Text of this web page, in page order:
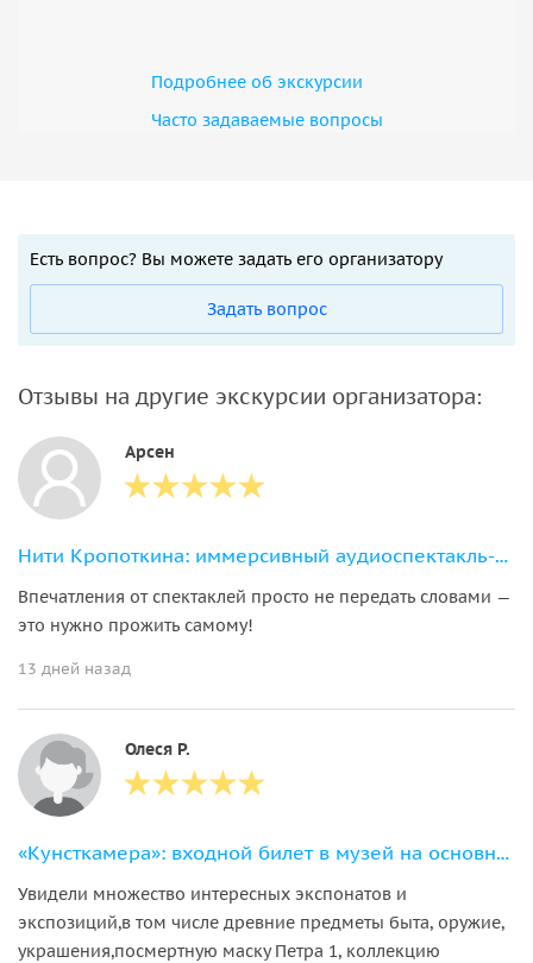
Подробнее об экскурсии
Часто задаваемые вопросы
Есть вопрос? Вы можете задать его организатору
Задать вопрос
Отзывы на другие экскурсии организатора:
Арсен
Нити Кропоткина: иммерсивный аудиоспектакль-прогулка по городу
Впечатления от спектаклей просто не передать словами —
это нужно прожить самому!
13 дней назад
Олеся Р.
«Кунсткамера»: входной билет в музей на основную экспозицию + аудиогид
Увидели множество интересных экспонатов и
экспозиций,в том числе древние предметы быта, оружие,
украшения,посмертную маску Петра 1, коллекцию